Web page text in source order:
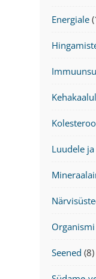
Energiale
Luudele
Seened (8)